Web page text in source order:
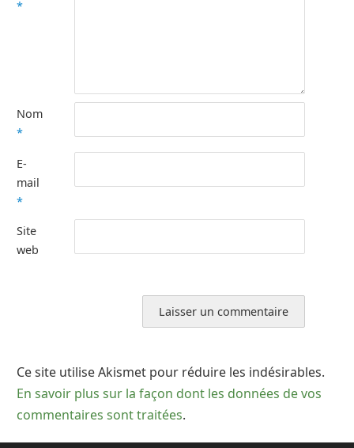
*
Nom
*
E-
mail
*
Site
web
Ce site utilise Akismet pour réduire les indésirables.
En savoir plus sur la façon dont les données de vos
commentaires sont traitées.